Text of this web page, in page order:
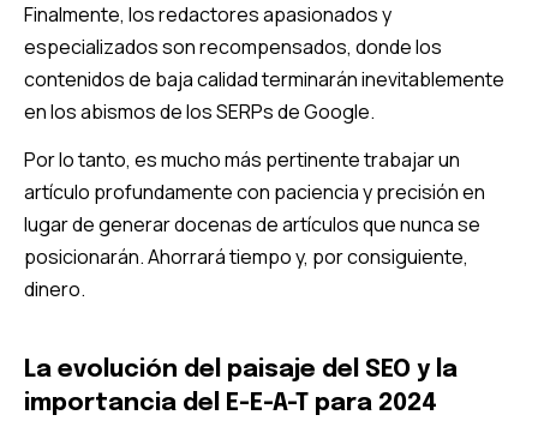
Finalmente, los redactores apasionados y
especializados son recompensados, donde los
contenidos de baja calidad terminarán inevitablemente
en los abismos de los SERPs de Google.
Por lo tanto, es mucho más pertinente trabajar un
artículo profundamente con paciencia y precisión en
lugar de generar docenas de artículos que nunca se
posicionarán. Ahorrará tiempo y, por consiguiente,
dinero.
La evolución del paisaje del SEO y la
importancia del E-E-A-T para 2024